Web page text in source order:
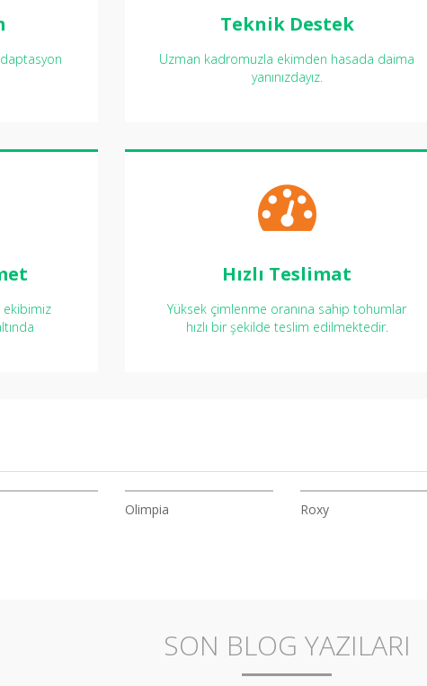
Teknik Destek
Uzman kadromuzla ekimden hasada daima
yanınızdayız.
ekibimiz
Hızlı Teslimat
Yüksek çimlenme oranına sahip tohumlar
hızlı bir şekilde teslim edilmektedir.
Olimpia
Roxy
SON BLOG YAZILARI